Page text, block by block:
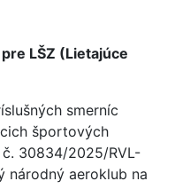
LŠZ (Lietajúce
smerníc
športových
30834/2025/RVL-
národný aeroklub na